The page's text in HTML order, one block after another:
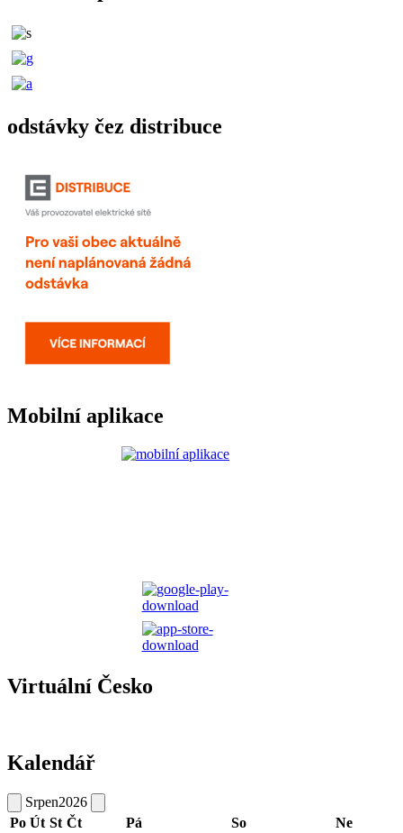
odstávky čez distribuce
Mobilní aplikace
Virtuální Česko
Kalendář
Srpen2026
Po Út St Čt Pá So Ne